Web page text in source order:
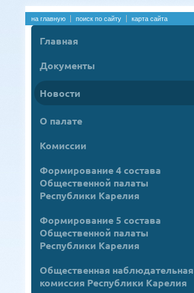
на главную поиск по сайту карта сайта
Главная
Документы
Новости
О палате
Комиссии
Формирование 4 состава
Общественной палаты
Республики Карелия
Формирование 5 состава
Общественной палаты
Республики Карелия
Общественная наблюдательная
комиссия Республики Карелия